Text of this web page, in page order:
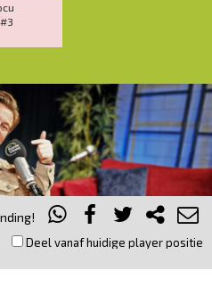
Deel vanaf huidige player positie